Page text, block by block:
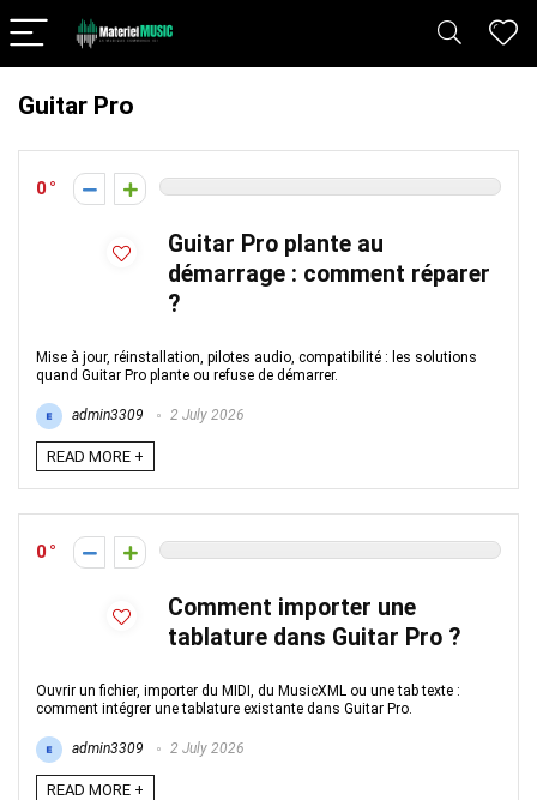
Guitar Pro
0
Guitar Pro plante au
démarrage : comment réparer
?
Mise à jour, réinstallation, pilotes audio, compatibilité : les solutions
quand Guitar Pro plante ou refuse de démarrer.
admin3309 2 July 2026
READ MORE +
0
Comment importer une
tablature dans Guitar Pro ?
Ouvrir un fichier, importer du MIDI, du MusicXML ou une tab texte :
comment intégrer une tablature existante dans Guitar Pro.
admin3309 2 July 2026
READ MORE +